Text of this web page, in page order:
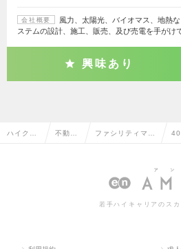
会社概要
風力、太陽光、バイオマス、地熱
ステムの設計、施工、販売、及び売電を手がけ
興味あり
ハイクラ 不動産 ファシリティマネ
若手ハイキャリアのス